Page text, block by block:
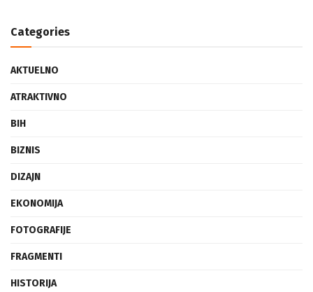
Categories
AKTUELNO
ATRAKTIVNO
BIH
BIZNIS
DIZAJN
EKONOMIJA
FOTOGRAFIJE
FRAGMENTI
HISTORIJA